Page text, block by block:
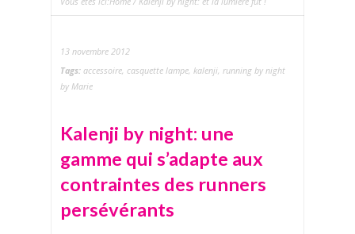
13 novembre 2012
Tags: accessoire, casquette lampe, kalenji, running by night
by Marie
Kalenji by night: une
gamme qui s’adapte aux
contraintes des runners
persévérants